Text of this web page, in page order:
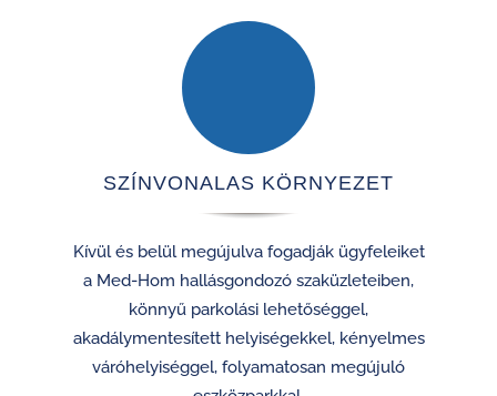
SZÍNVONALAS KÖRNYEZET
Kívül és belül megújulva fogadják ügyfeleiket
a Med-Hom hallásgondozó szaküzleteiben,
könnyű parkolási lehetőséggel,
akadálymentesített helyiségekkel, kényelmes
váróhelyiséggel, folyamatosan megújuló